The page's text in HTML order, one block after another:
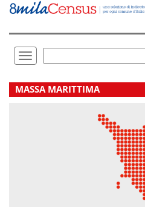
Vai
direttamente
Toggle
navigation
.
MASSA MARITTIMA